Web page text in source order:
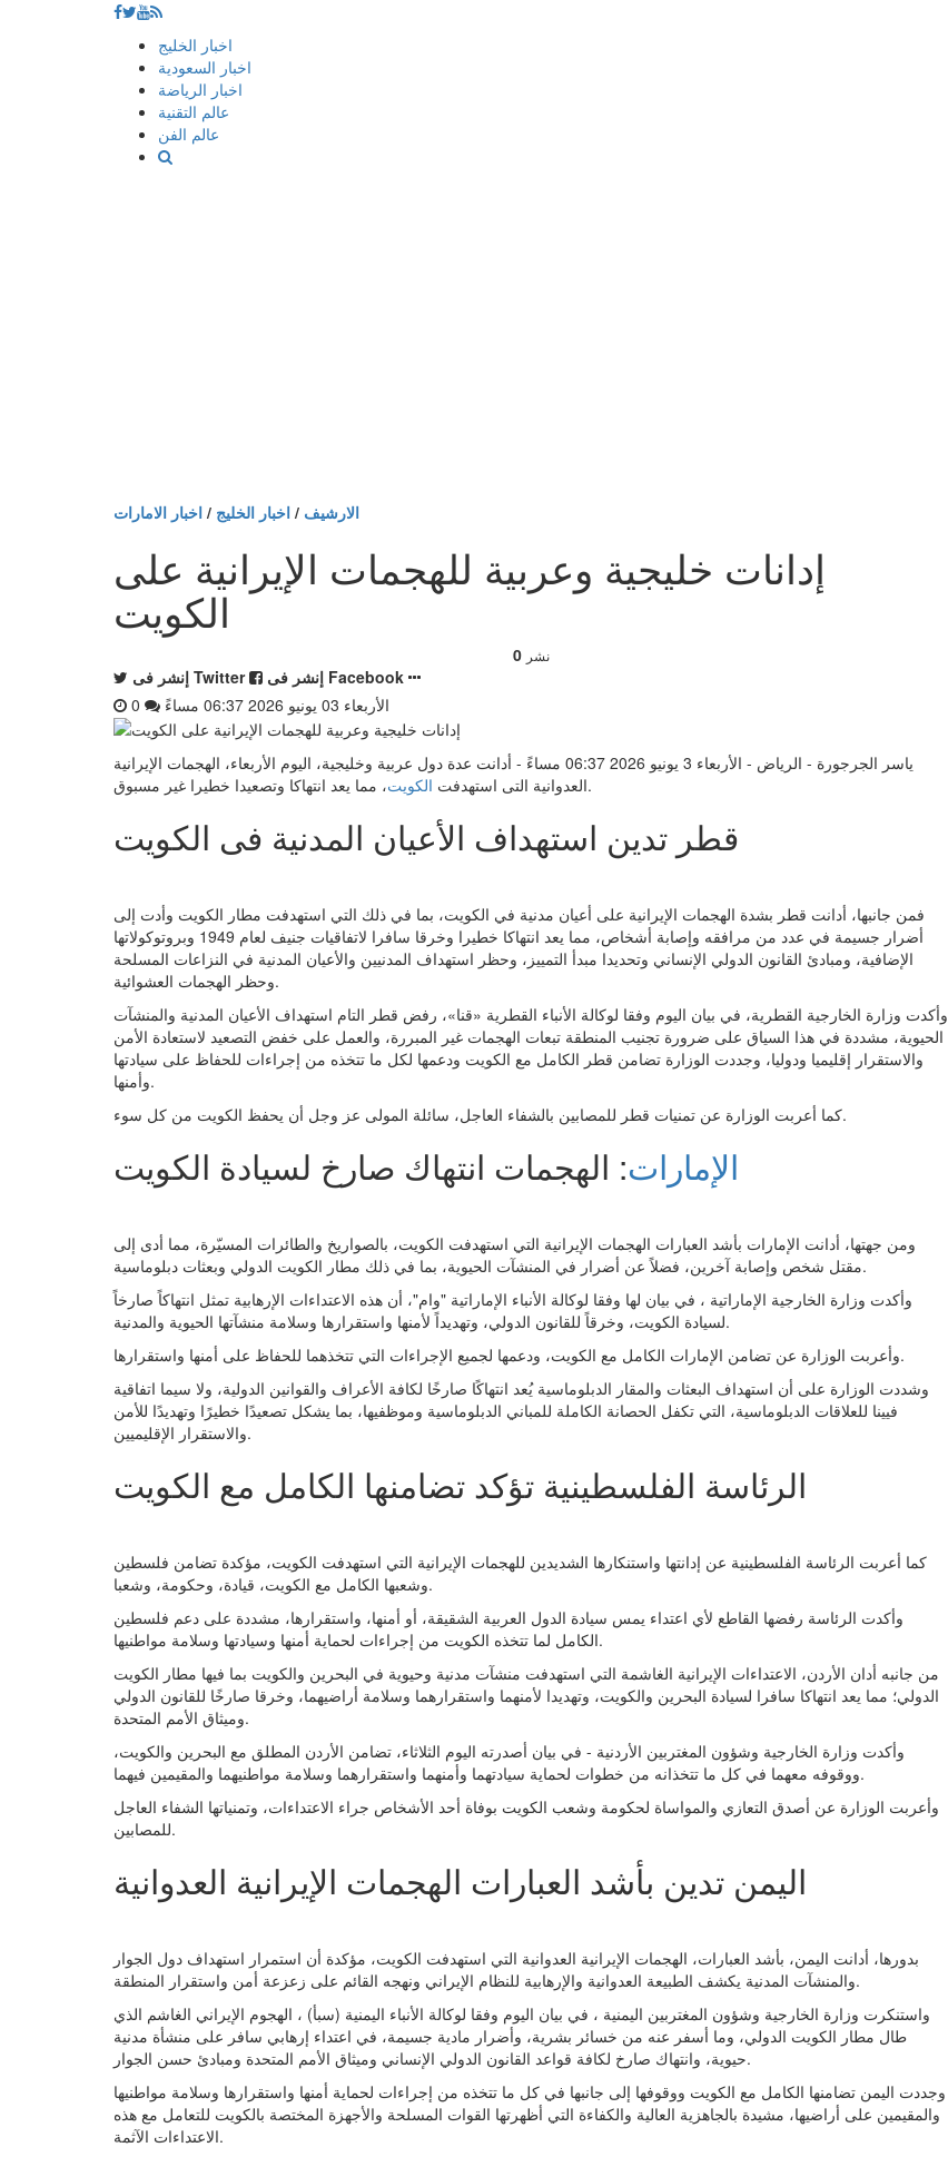
إذهب
المحتوى
اخبار الخليج
اخبار السعودية
اخبار الرياضة
عالم التقنية
عالم الفن
الارشيف / اخبار الخليج / اخبار الامارات
إدانات خليجية وعربية للهجمات الإيرانية على
الكويت
0 نشر
إنشر فى Twitter
إنشر فى Facebook
الأربعاء 03 يونيو 2026 06:37 مساءً
ياسر الجرجورة - الرياض - الأربعاء 3 يونيو 2026 06:37 مساءً - أدانت عدة دول عربية وخليجية، اليوم الأربعاء، الهجمات الإيرانية
العدوانية التى استهدفت الكويت ، مما يعد انتهاكا وتصعيدا خطيرا غير مسبوق.
قطر تدين استهداف الأعيان المدنية فى الكويت
فمن جانبها، أدانت قطر بشدة الهجمات الإيرانية على أعيان مدنية في الكويت، بما في ذلك التي استهدفت مطار الكويت وأدت إلى
أضرار جسيمة في عدد من مرافقه وإصابة أشخاص، مما يعد انتهاكا خطيرا وخرقا سافرا لاتفاقيات جنيف لعام 1949 وبروتوكولاتها
الإضافية، ومبادئ القانون الدولي الإنساني وتحديدا مبدأ التمييز، وحظر استهداف المدنيين والأعيان المدنية في النزاعات المسلحة
وحظر الهجمات العشوائية.
وأكدت وزارة الخارجية القطرية، في بيان اليوم وفقا لوكالة الأنباء القطرية «قنا»، رفض قطر التام استهداف الأعيان المدنية والمنشآت
الحيوية، مشددة في هذا السياق على ضرورة تجنيب المنطقة تبعات الهجمات غير المبررة، والعمل على خفض التصعيد لاستعادة الأمن
والاستقرار إقليميا ودوليا، وجددت الوزارة تضامن قطر الكامل مع الكويت ودعمها لكل ما تتخذه من إجراءات للحفاظ على سيادتها
وأمنها.
كما أعربت الوزارة عن تمنيات قطر للمصابين بالشفاء العاجل، سائلة المولى عز وجل أن يحفظ الكويت من كل سوء.
الإمارات: الهجمات انتهاك صارخ لسيادة الكويت
ومن جهتها، أدانت الإمارات بأشد العبارات الهجمات الإيرانية التي استهدفت الكويت، بالصواريخ والطائرات المسيّرة، مما أدى إلى
مقتل شخص وإصابة آخرين، فضلاً عن أضرار في المنشآت الحيوية، بما في ذلك مطار الكويت الدولي وبعثات دبلوماسية.
وأكدت وزارة الخارجية الإماراتية ، في بيان لها وفقا لوكالة الأنباء الإماراتية "وام"، أن هذه الاعتداءات الإرهابية تمثل انتهاكاً صارخاً
لسيادة الكويت، وخرقاً للقانون الدولي، وتهديداً لأمنها واستقرارها وسلامة منشآتها الحيوية والمدنية.
وأعربت الوزارة عن تضامن الإمارات الكامل مع الكويت، ودعمها لجميع الإجراءات التي تتخذهما للحفاظ على أمنها واستقرارها.
وشددت الوزارة على أن استهداف البعثات والمقار الدبلوماسية يُعد انتهاكًا صارخًا لكافة الأعراف والقوانين الدولية، ولا سيما اتفاقية
فيينا للعلاقات الدبلوماسية، التي تكفل الحصانة الكاملة للمباني الدبلوماسية وموظفيها، بما يشكل تصعيدًا خطيرًا وتهديدًا للأمن
والاستقرار الإقليميين.
الرئاسة الفلسطينية تؤكد تضامنها الكامل مع الكويت
كما أعربت الرئاسة الفلسطينية عن إدانتها واستنكارها الشديدين للهجمات الإيرانية التي استهدفت الكويت، مؤكدة تضامن فلسطين
وشعبها الكامل مع الكويت، قيادة، وحكومة، وشعبا.
وأكدت الرئاسة رفضها القاطع لأي اعتداء يمس سيادة الدول العربية الشقيقة، أو أمنها، واستقرارها، مشددة على دعم فلسطين
الكامل لما تتخذه الكويت من إجراءات لحماية أمنها وسيادتها وسلامة مواطنيها.
من جانبه أدان الأردن، الاعتداءات الإيرانية الغاشمة التي استهدفت منشآت مدنية وحيوية في البحرين والكويت بما فيها مطار الكويت
الدولي؛ مما يعد انتهاكا سافرا لسيادة البحرين والكويت، وتهديدا لأمنهما واستقرارهما وسلامة أراضيهما، وخرقا صارخًا للقانون الدولي
وميثاق الأمم المتحدة.
وأكدت وزارة الخارجية وشؤون المغتربين الأردنية - في بيان أصدرته اليوم الثلاثاء، تضامن الأردن المطلق مع البحرين والكويت،
ووقوفه معهما في كل ما تتخذانه من خطوات لحماية سيادتهما وأمنهما واستقرارهما وسلامة مواطنيهما والمقيمين فيهما.
‏وأعربت الوزارة عن أصدق التعازي والمواساة لحكومة وشعب الكويت بوفاة أحد الأشخاص جراء الاعتداءات، وتمنياتها الشفاء العاجل
للمصابين.
اليمن تدين بأشد العبارات الهجمات الإيرانية العدوانية
بدورها، أدانت اليمن، بأشد العبارات، الهجمات الإيرانية العدوانية التي استهدفت الكويت، مؤكدة أن استمرار استهداف دول الجوار
والمنشآت المدنية يكشف الطبيعة العدوانية والإرهابية للنظام الإيراني ونهجه القائم على زعزعة أمن واستقرار المنطقة.
واستنكرت وزارة الخارجية وشؤون المغتربين اليمنية ، في بيان اليوم وفقا لوكالة الأنباء اليمنية (سبأ) ، الهجوم الإيراني الغاشم الذي
طال مطار الكويت الدولي، وما أسفر عنه من خسائر بشرية، وأضرار مادية جسيمة، في اعتداء إرهابي سافر على منشأة مدنية
حيوية، وانتهاك صارخ لكافة قواعد القانون الدولي الإنساني وميثاق الأمم المتحدة ومبادئ حسن الجوار.
وجددت اليمن تضامنها الكامل مع الكويت ووقوفها إلى جانبها في كل ما تتخذه من إجراءات لحماية أمنها واستقرارها وسلامة مواطنيها
والمقيمين على أراضيها، مشيدة بالجاهزية العالية والكفاءة التي أظهرتها القوات المسلحة والأجهزة المختصة بالكويت للتعامل مع هذه
الاعتداءات الآثمة.